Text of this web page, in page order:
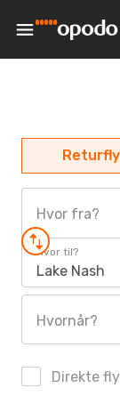
Hvor fra?
Hvor til?
Lake Nash
Hvornår?
Direkte